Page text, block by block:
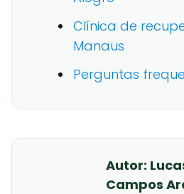
Clínica de
Manaus
Perguntas
Autor:
Campos